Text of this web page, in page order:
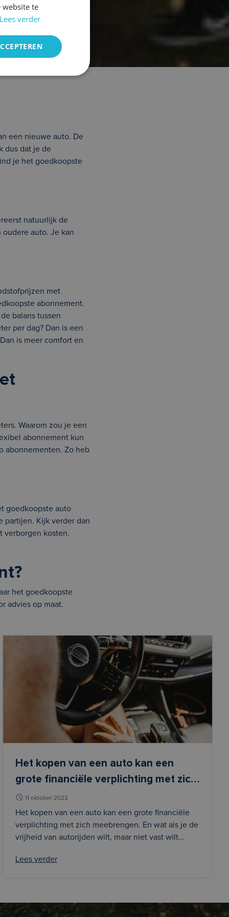
een nieuwe auto. De
dus dat je de
je het goedkoopste
natuurlijk de
auto. Je kan
met
abonnement.
balans tussen
per dag? Dan is een
is meer comfort en
Waarom zou je een
abonnement kun
abonnementen. Zo heb
goedkoopste auto
partijen. Kijk verder dan
verborgen kosten.
het goedkoopste
advies op maat.
Het kopen van een auto kan een
grote financiële verplichting met zich
meebrengen. En wat als je de vrijheid
van autorijden wilt, maar niet vast
wilt zitten aan een langlopend
contract? Dit is waar een auto-
abonnement bij godrive.nu in het spel
11 oktober 2023
Het kopen van een auto kan een grote financiële
verplichting met zich meebrengen. En wat als je de
vrijheid van autorijden wilt, maar niet vast wilt
auto-abonnement bij godrive.nu in het spel komt.
Lees verder
website te
Lees verder